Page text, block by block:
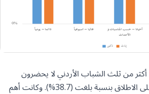
أكثر من ثلث الشباب الأردني لا يحضرون
ندوات سياسية على الاطلاق بنسبة بلغت (38.7%). وكانت أهم